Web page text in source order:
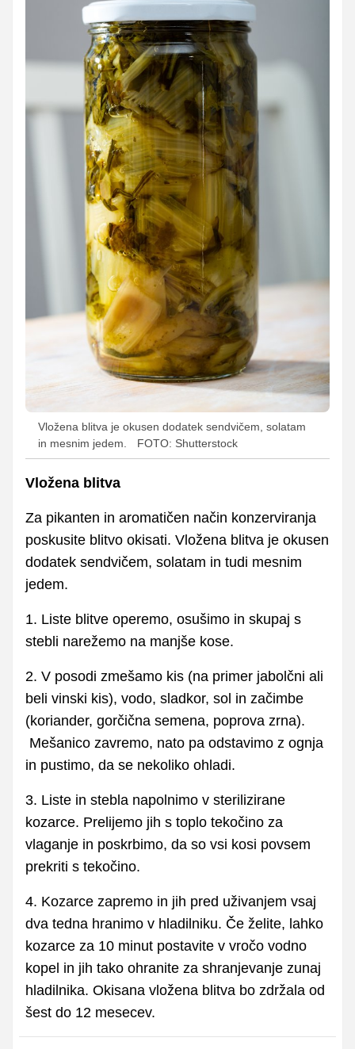
Vložena blitva je okusen dodatek sendvičem, solatam
in mesnim jedem.
FOTO: Shutterstock
Vložena blitva
Za pikanten in aromatičen način konzerviranja
poskusite blitvo okisati. Vložena blitva je okusen
dodatek sendvičem, solatam in tudi mesnim
jedem.
1. Liste blitve operemo, osušimo in skupaj s
stebli narežemo na manjše kose.
2. V posodi zmešamo kis (na primer jabolčni ali
beli vinski kis), vodo, sladkor, sol in začimbe
(koriander, gorčična semena, poprova zrna).
Mešanico zavremo, nato pa odstavimo z ognja
in pustimo, da se nekoliko ohladi.
3. Liste in stebla napolnimo v sterilizirane
kozarce. Prelijemo jih s toplo tekočino za
vlaganje in poskrbimo, da so vsi kosi povsem
prekriti s tekočino.
4. Kozarce zapremo in jih pred uživanjem vsaj
dva tedna hranimo v hladilniku. Če želite, lahko
kozarce za 10 minut postavite v vročo vodno
kopel in jih tako ohranite za shranjevanje zunaj
hladilnika. Okisana vložena blitva bo zdržala od
šest do 12 mesecev.